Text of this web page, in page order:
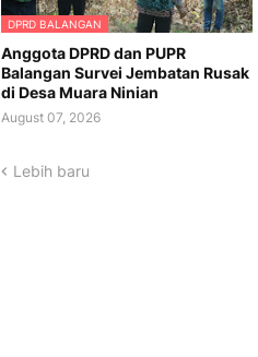
DPRD BALANGAN
Anggota DPRD dan PUPR
Balangan Survei Jembatan Rusak
di Desa Muara Ninian
August 07, 2026
Lebih baru